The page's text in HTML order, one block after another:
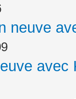
neuve
avec